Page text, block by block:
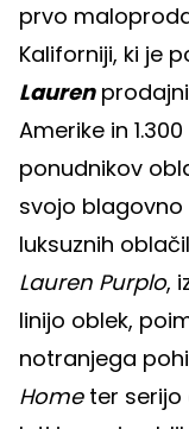
prvo
Kaliforniji, ki je
Lauren
Amerike in
ponudnikov
svojo blagovno
luksuznih
Lauren Purplo,
linijo oblek,
notranjega
Hometer serijo